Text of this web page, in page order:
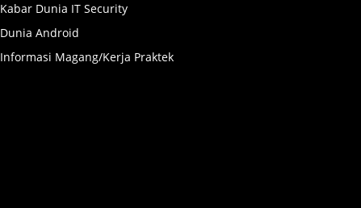
Kabar Dunia IT Security
Dunia Android
Informasi Magang/Kerja Praktek